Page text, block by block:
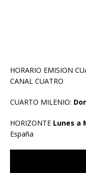
HORARIO EMISION
CANAL CUATRO
CUARTO MILENIO:
HORIZONTE Lunes a
España